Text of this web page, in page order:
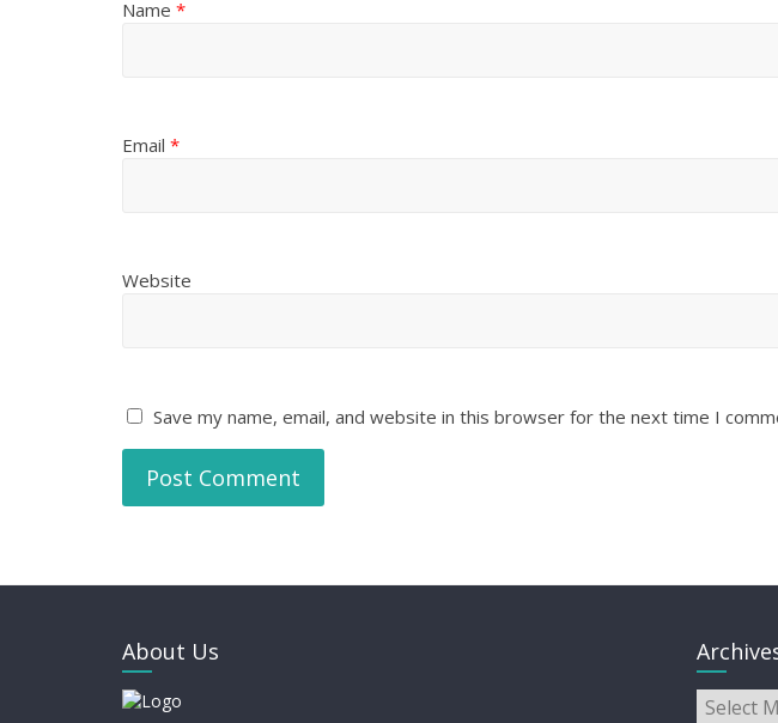
Name *
Email *
Website
Save my name, email, and website in this browser for the next time I
About Us
Archives